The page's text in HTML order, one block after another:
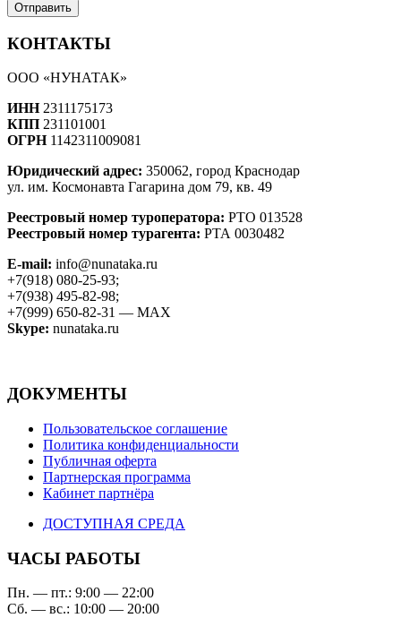
КОНТАКТЫ
ООО «НУНАТАК»
ИНН2311175173
КПП 231101001
ОГРН1142311009081
Юридический адрес: 350062, город Краснодар
ул. им. Космонавта Гагарина дом 79, кв. 49
Реестровый номер туроператора: РТО 013528
Реестровый номер турагента: РТА 0030482
E-mail: info@nunataka.ru
+7(918) 080-25-93;
+7(938) 495-82-98;
+7(999) 650-82-31 — MAX
Skype: nunataka.ru
ДОКУМЕНТЫ
Пользовательское соглашение
Политика конфиденциальности
Публичная оферта
Партнерская программа
Кабинет партнёра
ДОСТУПНАЯ СРЕДА
ЧАСЫ РАБОТЫ
Пн. — пт.: 9:00 — 22:00
Сб. — вс.: 10:00 — 20:00